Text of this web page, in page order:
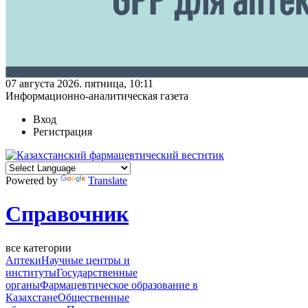
07 августа 2026. пятница, 10:11
Информационно-аналитическая газета
Вход
Регистрация
Powered by Translate
Справочник
все категории
АптекиНаучные центры и
институтыГосударственные
органыФармацевтическое образование в
КазахстанеОбщественные